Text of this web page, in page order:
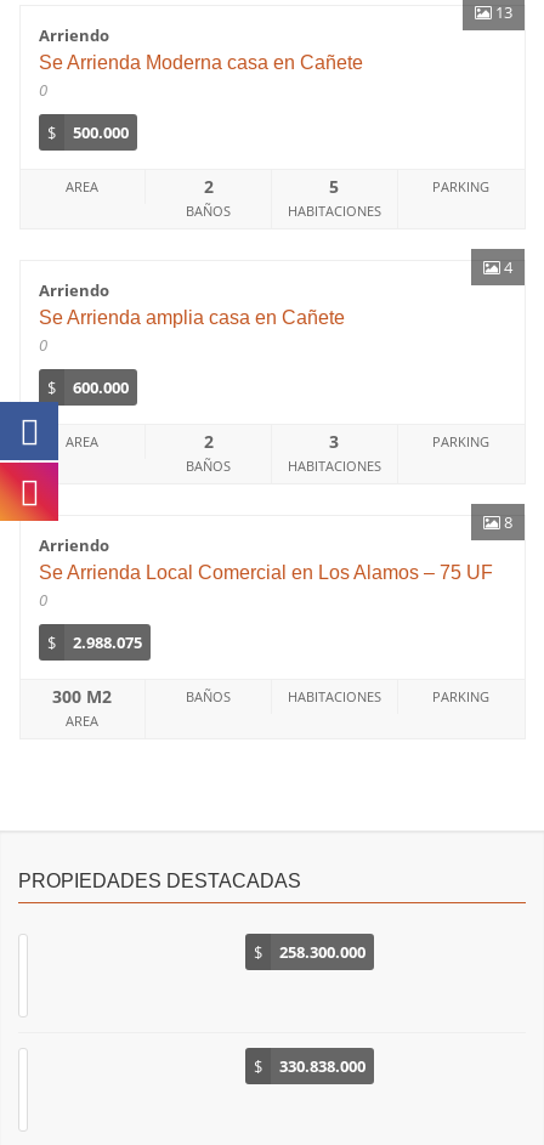
13
Arriendo
Se Arrienda Moderna casa en Cañete
0
$
500.000
AREA 2
BAÑOS
5
HABITACIONES
PARKING
4
Arriendo
Se Arrienda amplia casa en Cañete
0
$
600.000
AREA 2
BAÑOS
3
HABITACIONES
PARKING
8
Arriendo
Se Arrienda Local Comercial en Los Alamos – 75 UF
0
$
2.988.075
300 M2
AREA
BAÑOS HABITACIONES PARKING
PROPIEDADES DESTACADAS
$ 258.300.000
$ 330.838.000